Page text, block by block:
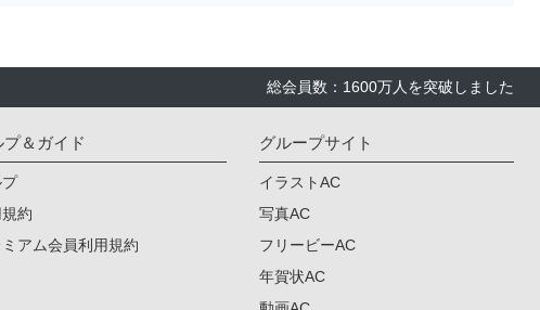
総会員数：1600万人を突破しました
プ＆ガイド
約
アム会員利用規約
グループサイト
イラストAC
写真AC
フリービーAC
年賀状AC